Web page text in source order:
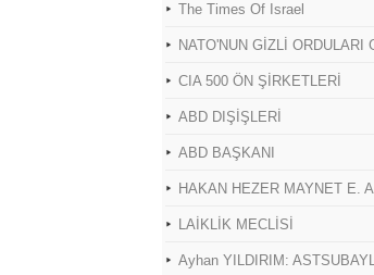
The Times Of Israel
NATO'NUN GİZLİ ORDULARI
CIA 500 ÖN ŞİRKETLERİ
ABD DIŞİŞLERİ
ABD BAŞKANI
HAKAN HEZER MAYNET E.
LAİKLİK MECLİSİ
Ayhan YILDIRIM: